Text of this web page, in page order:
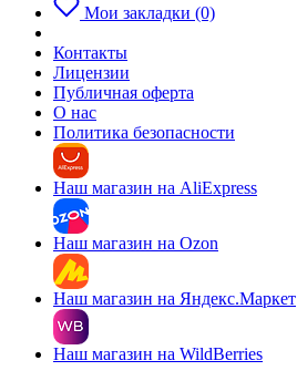
Мои закладки (0)
Контакты
Лицензии
Публичная оферта
О нас
Политика безопасности
Наш магазин на AliExpress
Наш магазин на Ozon
Наш магазин на Яндекс.Маркет
Наш магазин на WildBerries